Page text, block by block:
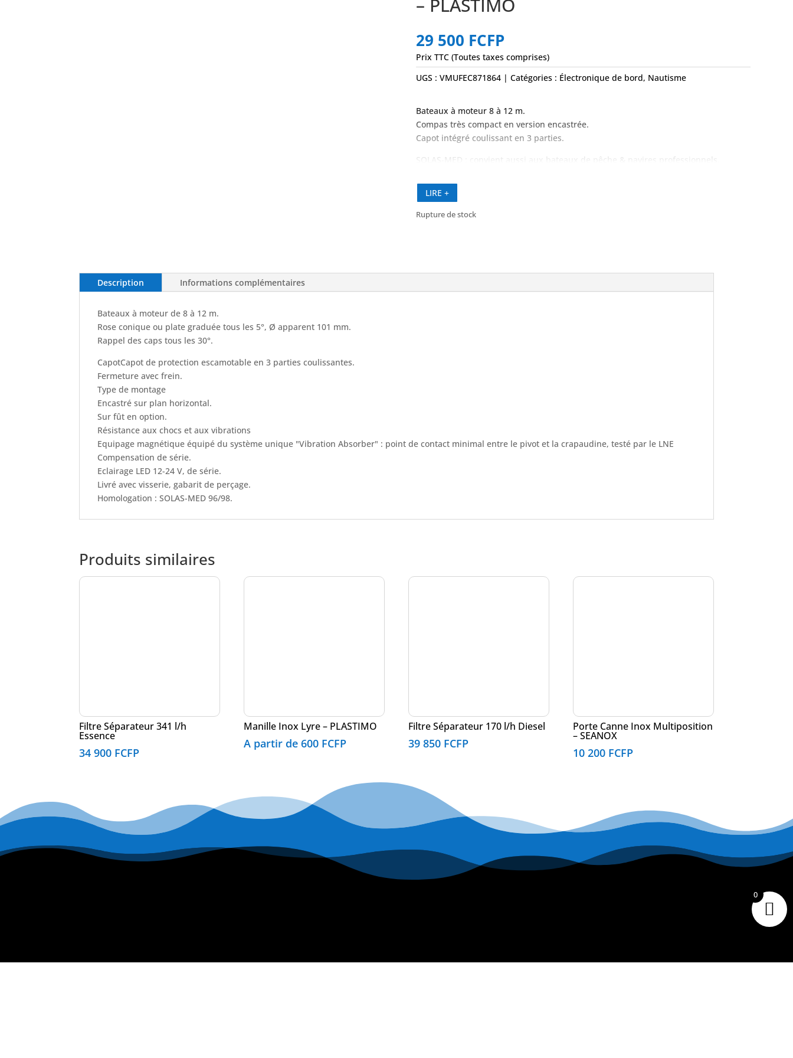
– PLASTIMO
29 500 FCFP
Prix TTC (Toutes taxes comprises)
UGS : VMUFEC871864 Catégories : Électronique de bord, Nautisme
Bateaux à moteur 8 à 12 m.
Compas très compact en version encastrée.
Capot intégré coulissant en 3 parties.
SOLAS-MED : convient aussi aux bateaux de pêche & navires professionnels.
LIRE +
Rupture de stock
Description Informations complémentaires
Bateaux à moteur de 8 à 12 m.
Rose conique ou plate graduée tous les 5°, Ø apparent 101 mm.
Rappel des caps tous les 30°.
CapotCapot de protection escamotable en 3 parties coulissantes.
Fermeture avec frein.
Type de montage
Encastré sur plan horizontal.
Sur fût en option.
Résistance aux chocs et aux vibrations
Equipage magnétique équipé du système unique "Vibration Absorber" : point de contact minimal entre le pivot et la crapaudine, testé par le LNE
Compensation de série.
Eclairage LED 12-24 V, de série.
Livré avec visserie, gabarit de perçage.
Homologation : SOLAS-MED 96/98.
Produits similaires
Filtre Séparateur 341 l/h
Essence
34 900 FCFP
Manille Inox Lyre – PLASTIMO
A partir de600 FCFP
Filtre Séparateur 170 l/h Diesel
39 850 FCFP
Porte Canne Inox Multiposition
– SEANOX
10 200 FCFP
0